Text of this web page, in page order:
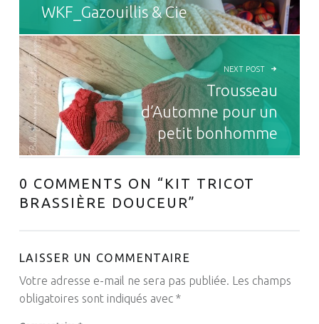
WKF_Gazouillis & Cie
NEXT POST
Trousseau
d’Automne pour un
petit bonhomme
0 COMMENTS ON “ KIT TRICOT
BRASSIÈRE DOUCEUR”
LAISSER UN COMMENTAIRE
Votre adresse e-mail ne sera pas publiée.
Les champs
obligatoires sont indiqués avec *